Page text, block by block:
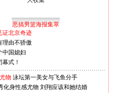
恶搞男篮海报集萃
北京奇迹
理由不骄傲
中国媳妇
式！
物 泳坛第一美女与飞鱼分手
化身性感尤物 刘翔应该和她结婚